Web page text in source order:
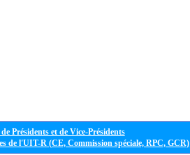
Présidents et de Vice-Présidents
de l'UIT-R (CE, Commission spéciale, RPC, GCR)